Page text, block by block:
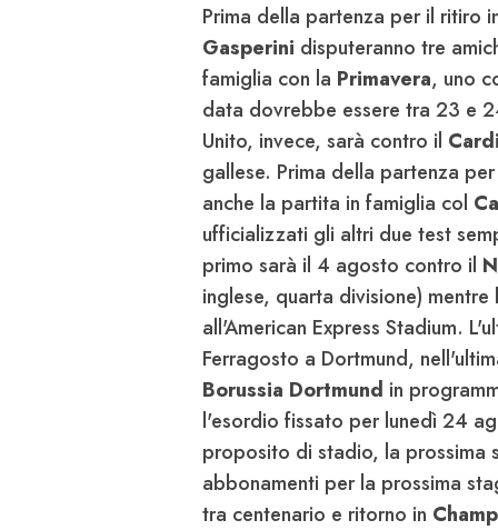
Prima della partenza per il ritiro
Gasperini disputeranno tre
famiglia con la Primavera, uno
data dovrebbe essere tra 23 e
Unito, invece, sarà contro il
gallese. Prima della partenza
anche la partita in famiglia col
ufficializzati gli altri due test
primo sarà il 4 agosto contro il
inglese, quarta divisione)
all'American Express Stadium.
Ferragosto a Dortmund,
Borussia Dortmund in
l'esordio fissato per lunedì 24
proposito di stadio, la prossima
abbonamenti per la prossima
tra centenario e ritorno in